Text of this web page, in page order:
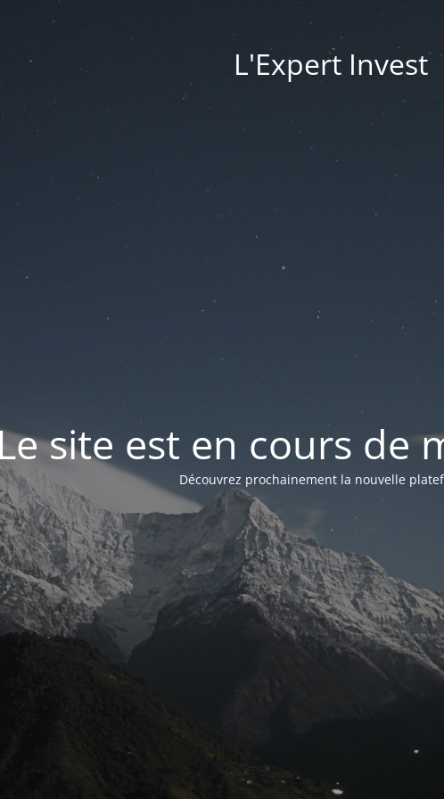
L'Expert Invest
site est en cours de
Découvrez prochainement la nouvelle